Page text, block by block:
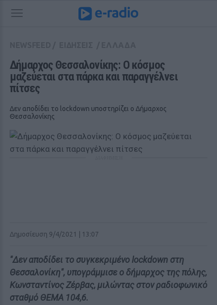
Δήμαρχος Θεσσαλονίκης: Ο κόσμος
μαζεύεται στα πάρκα και παραγγέλνει
πίτσες
Δεν αποδίδει το lockdown υποστηρίζει ο Δήμαρχος
Θεσσαλονίκης
Δημοσίευση 9/4/2021 | 13:07
"Δεν αποδίδει το συγκεκριμένο lockdown στη
Θεσσαλονίκη", υπογράμμισε ο δήμαρχος της πόλης,
Κωνσταντίνος Ζέρβας, μιλώντας στον ραδιοφωνικό
σταθμό ΘΕΜΑ 104,6.